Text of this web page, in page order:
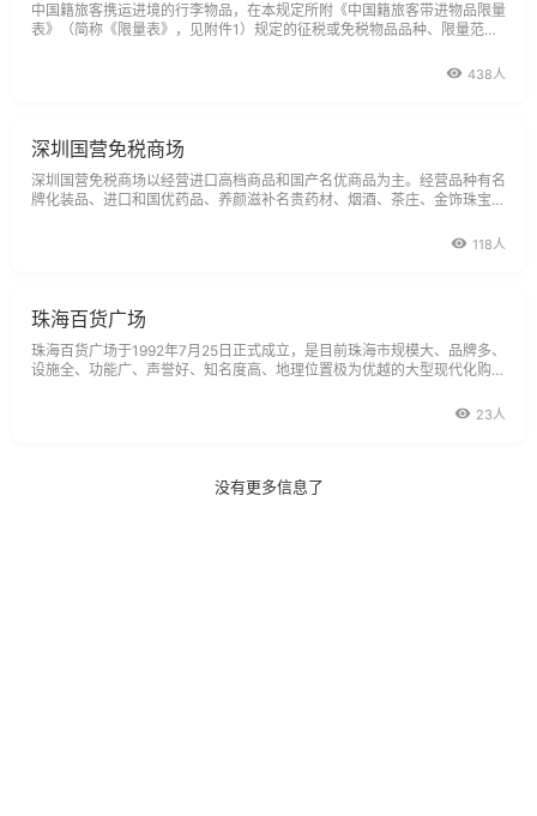
中国籍旅客携运进境的行李物品，在本规定所附《中国籍旅客带进物品限量
表》（简称《限量表》，见附件1）规定的征税或免税物品品种、限量范围
438人
深圳国营免税商场
深圳国营免税商场以经营进口高档商品和国产名优商品为主。经营品种有名
牌化装品、进口和国优药品、养颜滋补名贵药材、烟酒、茶庄、金饰珠宝、
具、手机、音像制品、家用电器、按摩器材、健身器材、食品百货超市等，
118人
珠海百货广场
珠海百货广场于1992年7月25日正式成立，是目前珠海市规模大、品牌多、
设施全、功能广、声誉好、知名度高、地理位置极为优越的大型现代化购物
命名为全国购物放心一条街的吉大景山路上，与毗邻的国贸海天城、免税商
23人
没有更多信息了